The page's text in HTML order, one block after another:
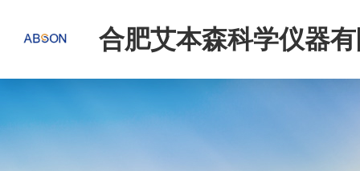
合肥艾本森科学仪器